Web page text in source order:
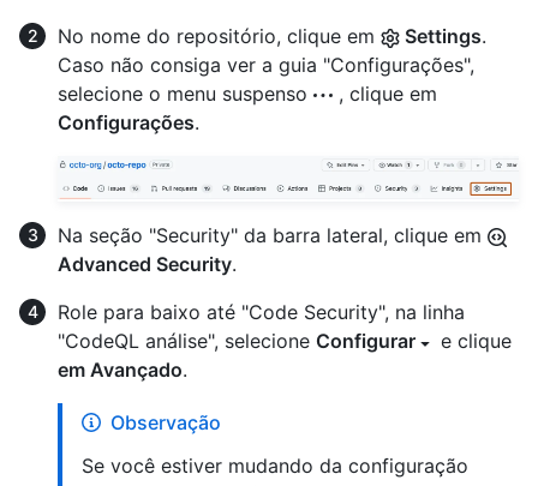
No nome do repositório, clique em
Settings.
Caso não consiga ver a guia "Configurações",
selecione o menu suspenso
, clique em
Configurações.
Na seção "Security" da barra lateral, clique em
Advanced Security.
Role para baixo até "Code Security", na linha
"CodeQL análise", selecione Configurar
e clique
em Avançado.
Observação
Se você estiver mudando da configuração